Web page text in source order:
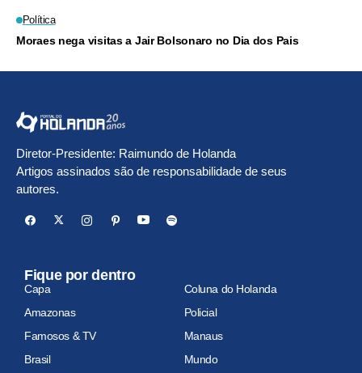
Política
Moraes nega visitas a Jair Bolsonaro no Dia dos Pais
Diretor-Presidente: Raimundo de Holanda
Artigos assinados são de responsabilidade de seus
autores.
Fique por dentro
Capa
Coluna do Holanda
Amazonas
Policial
Famosos & TV
Manaus
Brasil
Mundo